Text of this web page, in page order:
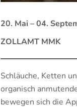
20. Mai – 04.
ZOLLAMT MMK
Schläuche, Ketten
organisch
bewegen sich die